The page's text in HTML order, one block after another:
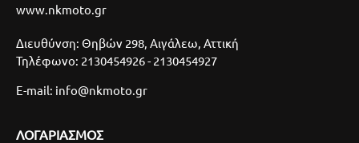
www.nkmoto.gr
Διευθύνση: Θηβών 298, Αιγάλεω, Αττική
Τηλέφωνο: 2130454926 - 2130454927
E-mail: info@nkmoto.gr
ΛΟΓΑΡΙΑΣΜΌΣ